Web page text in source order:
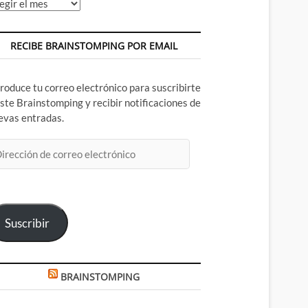
RECIBE BRAINSTOMPING POR EMAIL
tu correo electrónico para suscribirte
Brainstomping y recibir notificaciones de
entradas.
Suscribir
BRAINSTOMPING